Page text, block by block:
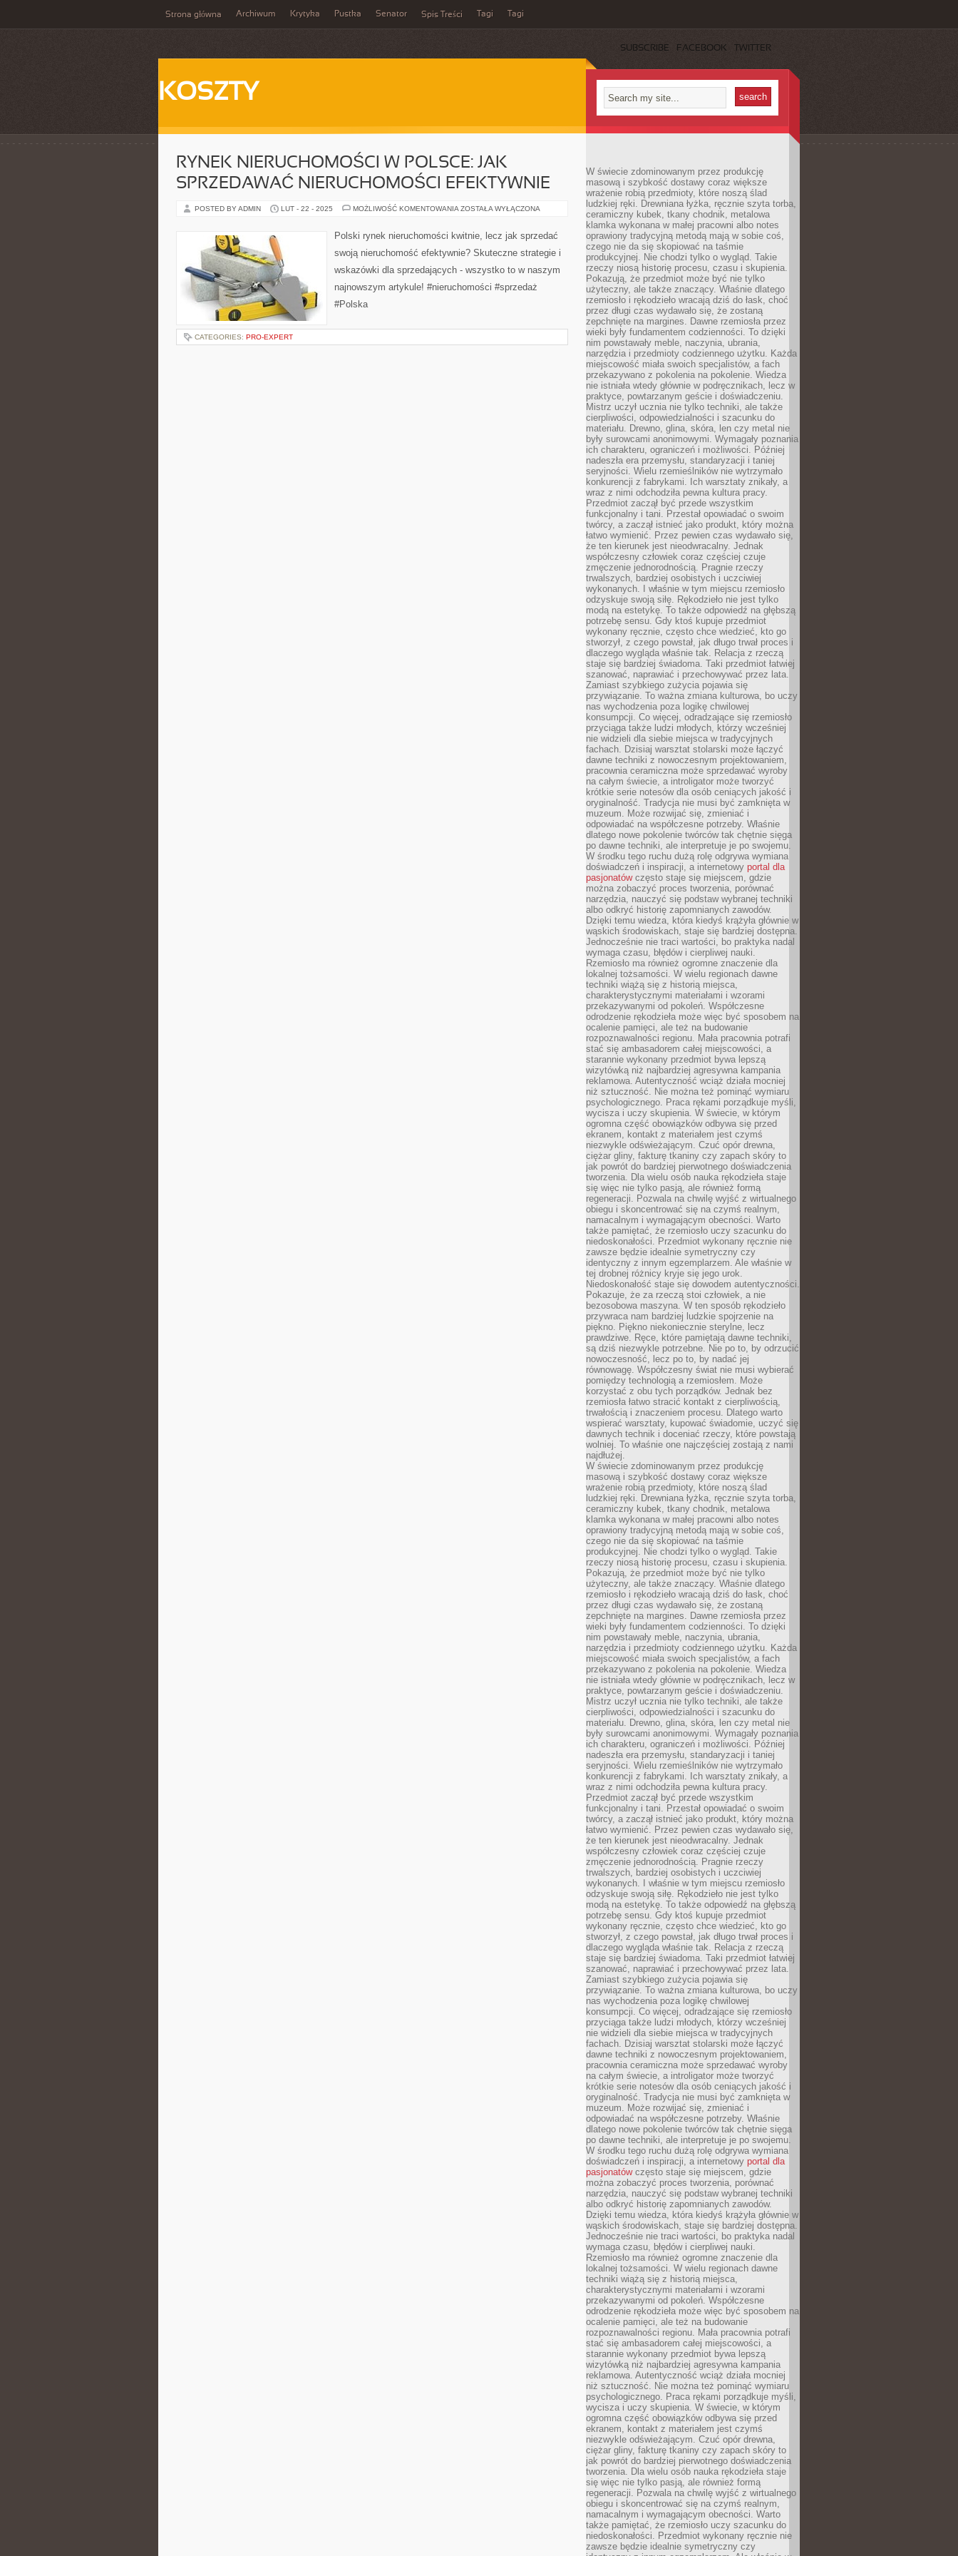
Strona główna Archiwum Krytyka Pustka Senator Spis Treści Tagi Tagi
SUBSCRIBE FACEBOOK TWITTER
KOSZTY
RYNEK NIERUCHOMOŚCI W POLSCE: JAK
SPRZEDAWAĆ NIERUCHOMOŚCI EFEKTYWNIE
POSTED BY ADMIN LUT - 22 - 2025 MOŻLIWOŚĆ KOMENTOWANIA RYNEK
POLSCE:
JAK
NIERUCHOMOŚCI
ZOSTAŁA WYŁĄCZONA
Polski rynek nieruchomości kwitnie, lecz jak sprzedać
swoją nieruchomość efektywnie? Skuteczne strategie i
wskazówki dla sprzedających - wszystko to w naszym
najnowszym artykule! #nieruchomości #sprzedaż
#Polska
CATEGORIES: PRO-EXPERT
W świecie zdominowanym przez produkcję
masową i szybkość dostawy coraz większe
wrażenie robią przedmioty, które noszą ślad
ludzkiej ręki. Drewniana łyżka, ręcznie szyta torba,
ceramiczny kubek, tkany chodnik, metalowa
klamka wykonana w małej pracowni albo notes
oprawiony tradycyjną metodą mają w sobie coś,
czego nie da się skopiować na taśmie
produkcyjnej. Nie chodzi tylko o wygląd. Takie
rzeczy niosą historię procesu, czasu i skupienia.
Pokazują, że przedmiot może być nie tylko
użyteczny, ale także znaczący. Właśnie dlatego
rzemiosło i rękodzieło wracają dziś do łask, choć
przez długi czas wydawało się, że zostaną
zepchnięte na margines. Dawne rzemiosła przez
wieki były fundamentem codzienności. To dzięki
nim powstawały meble, naczynia, ubrania,
narzędzia i przedmioty codziennego użytku. Każda
miejscowość miała swoich specjalistów, a fach
przekazywano z pokolenia na pokolenie. Wiedza
nie istniała wtedy głównie w podręcznikach, lecz w
praktyce, powtarzanym geście i doświadczeniu.
Mistrz uczył ucznia nie tylko techniki, ale także
cierpliwości, odpowiedzialności i szacunku do
materiału. Drewno, glina, skóra, len czy metal nie
były surowcami anonimowymi. Wymagały poznania
ich charakteru, ograniczeń i możliwości. Później
nadeszła era przemysłu, standaryzacji i taniej
seryjności. Wielu rzemieślników nie wytrzymało
konkurencji z fabrykami. Ich warsztaty znikały, a
wraz z nimi odchodziła pewna kultura pracy.
Przedmiot zaczął być przede wszystkim
funkcjonalny i tani. Przestał opowiadać o swoim
twórcy, a zaczął istnieć jako produkt, który można
łatwo wymienić. Przez pewien czas wydawało się,
że ten kierunek jest nieodwracalny. Jednak
współczesny człowiek coraz częściej czuje
zmęczenie jednorodnością. Pragnie rzeczy
trwalszych, bardziej osobistych i uczciwiej
wykonanych. I właśnie w tym miejscu rzemiosło
odzyskuje swoją siłę. Rękodzieło nie jest tylko
modą na estetykę. To także odpowiedź na głębszą
potrzebę sensu. Gdy ktoś kupuje przedmiot
wykonany ręcznie, często chce wiedzieć, kto go
stworzył, z czego powstał, jak długo trwał proces i
dlaczego wygląda właśnie tak. Relacja z rzeczą
staje się bardziej świadoma. Taki przedmiot łatwiej
szanować, naprawiać i przechowywać przez lata.
Zamiast szybkiego zużycia pojawia się
przywiązanie. To ważna zmiana kulturowa, bo uczy
nas wychodzenia poza logikę chwilowej
konsumpcji. Co więcej, odradzające się rzemiosło
przyciąga także ludzi młodych, którzy wcześniej
nie widzieli dla siebie miejsca w tradycyjnych
fachach. Dzisiaj warsztat stolarski może łączyć
dawne techniki z nowoczesnym projektowaniem,
pracownia ceramiczna może sprzedawać wyroby
na całym świecie, a introligator może tworzyć
krótkie serie notesów dla osób ceniących jakość i
oryginalność. Tradycja nie musi być zamknięta w
muzeum. Może rozwijać się, zmieniać i
odpowiadać na współczesne potrzeby. Właśnie
dlatego nowe pokolenie twórców tak chętnie sięga
po dawne techniki, ale interpretuje je po swojemu.
W środku tego ruchu dużą rolę odgrywa wymiana
doświadczeń i inspiracji, a internetowy portal dla
pasjonatówczęsto staje się miejscem, gdzie
można zobaczyć proces tworzenia, porównać
narzędzia, nauczyć się podstaw wybranej techniki
albo odkryć historię zapomnianych zawodów.
Dzięki temu wiedza, która kiedyś krążyła głównie w
wąskich środowiskach, staje się bardziej dostępna.
Jednocześnie nie traci wartości, bo praktyka nadal
wymaga czasu, błędów i cierpliwej nauki.
Rzemiosło ma również ogromne znaczenie dla
lokalnej tożsamości. W wielu regionach dawne
techniki wiążą się z historią miejsca,
charakterystycznymi materiałami i wzorami
przekazywanymi od pokoleń. Współczesne
odrodzenie rękodzieła może więc być sposobem na
ocalenie pamięci, ale też na budowanie
rozpoznawalności regionu. Mała pracownia potrafi
stać się ambasadorem całej miejscowości, a
starannie wykonany przedmiot bywa lepszą
wizytówką niż najbardziej agresywna kampania
reklamowa. Autentyczność wciąż działa mocniej
niż sztuczność. Nie można też pominąć wymiaru
psychologicznego. Praca rękami porządkuje myśli,
wycisza i uczy skupienia. W świecie, w którym
ogromna część obowiązków odbywa się przed
ekranem, kontakt z materiałem jest czymś
niezwykle odświeżającym. Czuć opór drewna,
ciężar gliny, fakturę tkaniny czy zapach skóry to
jak powrót do bardziej pierwotnego doświadczenia
tworzenia. Dla wielu osób nauka rękodzieła staje
się więc nie tylko pasją, ale również formą
regeneracji. Pozwala na chwilę wyjść z wirtualnego
obiegu i skoncentrować się na czymś realnym,
namacalnym i wymagającym obecności. Warto
także pamiętać, że rzemiosło uczy szacunku do
niedoskonałości. Przedmiot wykonany ręcznie nie
zawsze będzie idealnie symetryczny czy
identyczny z innym egzemplarzem. Ale właśnie w
tej drobnej różnicy kryje się jego urok.
Niedoskonałość staje się dowodem autentyczności.
Pokazuje, że za rzeczą stoi człowiek, a nie
bezosobowa maszyna. W ten sposób rękodzieło
przywraca nam bardziej ludzkie spojrzenie na
piękno. Piękno niekoniecznie sterylne, lecz
prawdziwe. Ręce, które pamiętają dawne techniki,
są dziś niezwykle potrzebne. Nie po to, by odrzucić
nowoczesność, lecz po to, by nadać jej
równowagę. Współczesny świat nie musi wybierać
pomiędzy technologią a rzemiosłem. Może
korzystać z obu tych porządków. Jednak bez
rzemiosła łatwo stracić kontakt z cierpliwością,
trwałością i znaczeniem procesu. Dlatego warto
wspierać warsztaty, kupować świadomie, uczyć się
dawnych technik i doceniać rzeczy, które powstają
wolniej. To właśnie one najczęściej zostają z nami
najdłużej.
W świecie zdominowanym przez produkcję
masową i szybkość dostawy coraz większe
wrażenie robią przedmioty, które noszą ślad
ludzkiej ręki. Drewniana łyżka, ręcznie szyta torba,
ceramiczny kubek, tkany chodnik, metalowa
klamka wykonana w małej pracowni albo notes
oprawiony tradycyjną metodą mają w sobie coś,
czego nie da się skopiować na taśmie
produkcyjnej. Nie chodzi tylko o wygląd. Takie
rzeczy niosą historię procesu, czasu i skupienia.
Pokazują, że przedmiot może być nie tylko
użyteczny, ale także znaczący. Właśnie dlatego
rzemiosło i rękodzieło wracają dziś do łask, choć
przez długi czas wydawało się, że zostaną
zepchnięte na margines. Dawne rzemiosła przez
wieki były fundamentem codzienności. To dzięki
nim powstawały meble, naczynia, ubrania,
narzędzia i przedmioty codziennego użytku. Każda
miejscowość miała swoich specjalistów, a fach
przekazywano z pokolenia na pokolenie. Wiedza
nie istniała wtedy głównie w podręcznikach, lecz w
praktyce, powtarzanym geście i doświadczeniu.
Mistrz uczył ucznia nie tylko techniki, ale także
cierpliwości, odpowiedzialności i szacunku do
materiału. Drewno, glina, skóra, len czy metal nie
były surowcami anonimowymi. Wymagały poznania
ich charakteru, ograniczeń i możliwości. Później
nadeszła era przemysłu, standaryzacji i taniej
seryjności. Wielu rzemieślników nie wytrzymało
konkurencji z fabrykami. Ich warsztaty znikały, a
wraz z nimi odchodziła pewna kultura pracy.
Przedmiot zaczął być przede wszystkim
funkcjonalny i tani. Przestał opowiadać o swoim
twórcy, a zaczął istnieć jako produkt, który można
łatwo wymienić. Przez pewien czas wydawało się,
że ten kierunek jest nieodwracalny. Jednak
współczesny człowiek coraz częściej czuje
zmęczenie jednorodnością. Pragnie rzeczy
trwalszych, bardziej osobistych i uczciwiej
wykonanych. I właśnie w tym miejscu rzemiosło
odzyskuje swoją siłę. Rękodzieło nie jest tylko
modą na estetykę. To także odpowiedź na głębszą
potrzebę sensu. Gdy ktoś kupuje przedmiot
wykonany ręcznie, często chce wiedzieć, kto go
stworzył, z czego powstał, jak długo trwał proces i
dlaczego wygląda właśnie tak. Relacja z rzeczą
staje się bardziej świadoma. Taki przedmiot łatwiej
szanować, naprawiać i przechowywać przez lata.
Zamiast szybkiego zużycia pojawia się
przywiązanie. To ważna zmiana kulturowa, bo uczy
nas wychodzenia poza logikę chwilowej
konsumpcji. Co więcej, odradzające się rzemiosło
przyciąga także ludzi młodych, którzy wcześniej
nie widzieli dla siebie miejsca w tradycyjnych
fachach. Dzisiaj warsztat stolarski może łączyć
dawne techniki z nowoczesnym projektowaniem,
pracownia ceramiczna może sprzedawać wyroby
na całym świecie, a introligator może tworzyć
krótkie serie notesów dla osób ceniących jakość i
oryginalność. Tradycja nie musi być zamknięta w
muzeum. Może rozwijać się, zmieniać i
odpowiadać na współczesne potrzeby. Właśnie
dlatego nowe pokolenie twórców tak chętnie sięga
po dawne techniki, ale interpretuje je po swojemu.
W środku tego ruchu dużą rolę odgrywa wymiana
doświadczeń i inspiracji, a internetowy portal dla
pasjonatówczęsto staje się miejscem, gdzie
można zobaczyć proces tworzenia, porównać
narzędzia, nauczyć się podstaw wybranej techniki
albo odkryć historię zapomnianych zawodów.
Dzięki temu wiedza, która kiedyś krążyła głównie w
wąskich środowiskach, staje się bardziej dostępna.
Jednocześnie nie traci wartości, bo praktyka nadal
wymaga czasu, błędów i cierpliwej nauki.
Rzemiosło ma również ogromne znaczenie dla
lokalnej tożsamości. W wielu regionach dawne
techniki wiążą się z historią miejsca,
charakterystycznymi materiałami i wzorami
przekazywanymi od pokoleń. Współczesne
odrodzenie rękodzieła może więc być sposobem na
ocalenie pamięci, ale też na budowanie
rozpoznawalności regionu. Mała pracownia potrafi
stać się ambasadorem całej miejscowości, a
starannie wykonany przedmiot bywa lepszą
wizytówką niż najbardziej agresywna kampania
reklamowa. Autentyczność wciąż działa mocniej
niż sztuczność. Nie można też pominąć wymiaru
psychologicznego. Praca rękami porządkuje myśli,
wycisza i uczy skupienia. W świecie, w którym
ogromna część obowiązków odbywa się przed
ekranem, kontakt z materiałem jest czymś
niezwykle odświeżającym. Czuć opór drewna,
ciężar gliny, fakturę tkaniny czy zapach skóry to
jak powrót do bardziej pierwotnego doświadczenia
tworzenia. Dla wielu osób nauka rękodzieła staje
się więc nie tylko pasją, ale również formą
regeneracji. Pozwala na chwilę wyjść z wirtualnego
obiegu i skoncentrować się na czymś realnym,
namacalnym i wymagającym obecności. Warto
także pamiętać, że rzemiosło uczy szacunku do
niedoskonałości. Przedmiot wykonany ręcznie nie
zawsze będzie idealnie symetryczny czy